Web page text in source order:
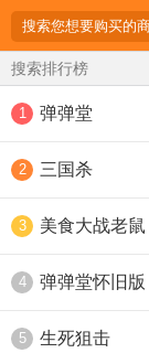
搜索排行榜
1 弹弹堂
2 三国杀
3 美食大战老鼠
4 弹弹堂怀旧版
5 生死狙击